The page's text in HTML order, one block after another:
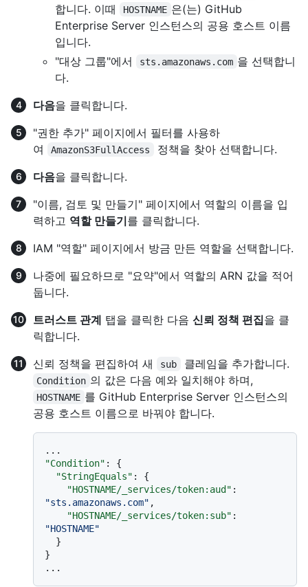
합니다. 이때
HOSTNAME 은(는) GitHub
Enterprise Server 인스턴스의 공용 호스트 이름
입니다.
"대상 그룹"에서
sts.amazonaws.com 을 선택합니
다.
다음을 클릭합니다.
"권한 추가" 페이지에서 필터를 사용하
여
AmazonS3FullAccess
정책을 찾아 선택합니다.
다음을 클릭합니다.
"이름, 검토 및 만들기" 페이지에서 역할의 이름을 입
력하고 역할 만들기를 클릭합니다.
IAM "역할" 페이지에서 방금 만든 역할을 선택합니다.
나중에 필요하므로 "요약"에서 역할의 ARN 값을 적어
둡니다.
트러스트 관계 탭을 클릭한 다음 신뢰 정책 편집을 클
릭합니다.
신뢰 정책을 편집하여 새
sub 클레임을 추가합니다.
Condition 의 값은 다음 예와 일치해야 하며,
HOSTNAME 를 GitHub Enterprise Server 인스턴스의
공용 호스트 이름으로 바꿔야 합니다.
"Condition" :
{
"StringEquals" :
{
"HOSTNAME/_services/token:aud" :
"sts.amazonaws.com" ,
"HOSTNAME/_services/token:sub" :
"HOSTNAME"
}
}